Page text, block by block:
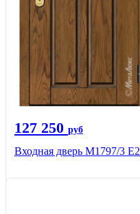
127 250 руб
Входная дверь М1797/3 Е2